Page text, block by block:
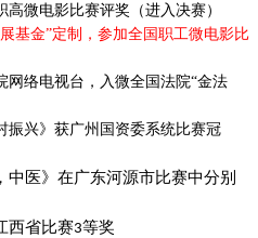
微电影比赛评奖（进入决赛）
基金”定制，参加全国职工微电影比
网络电视台，入微全国法院“金法
振兴》获广州国资委系统比赛冠
中医》在广东河源市比赛中分别
西省比赛3等奖